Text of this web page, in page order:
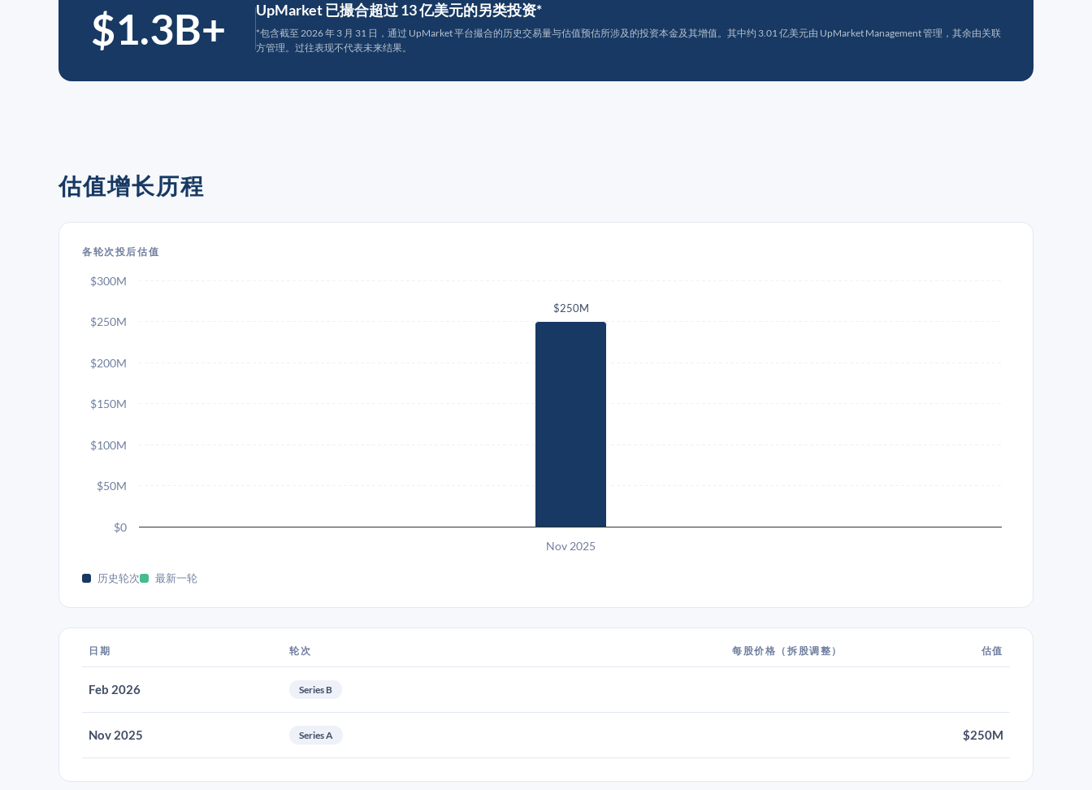
$1.3B+ UpMarket 已撮合超过 13 亿美元的另类投资*
*包含截至 2026 年 3 月 31 日，通过 UpMarket 平台撮合的历史交易量与估值预估所涉及的投资本金及其增值。其中约 3.01 亿美元由 UpMarket Management 管理，其余由关联
方管理。过往表现不代表未来结果。
估值增长历程
各轮次投后估值
$250M
Nov 2025
$0
$50M
$100M
$150M
$200M
$250M
$300M
历史轮次 最新一轮
日期 轮次 每股价格（拆股调整） 估值
Feb 2026 Series B
Nov 2025 Series A $250M